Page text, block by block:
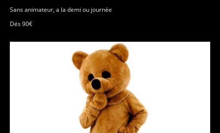
Sans animateur, a la demi ou journée
Dés 90€